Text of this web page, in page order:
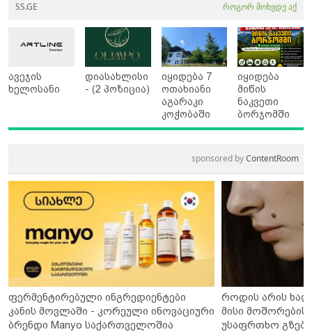
SS.GE როგორ მოხვდე აქ
ავეჯის
ხელოსანი
დიასახლისი
- (2 პოზიცია)
იყიდება 7
ოთახიანი
აგარაკი
კოჭობაში
იყიდება
მიწის
ნაკვეთი
ბორჯომში
sponsored byContentRoom
ფერმენტირებული ინგრედიენტები
კანის მოვლაში - კორეული ინოვაციური
ბრენდი Manyo საქართველოშია
როდის არის
მისი მოშორების
უსაფრთხო გზები